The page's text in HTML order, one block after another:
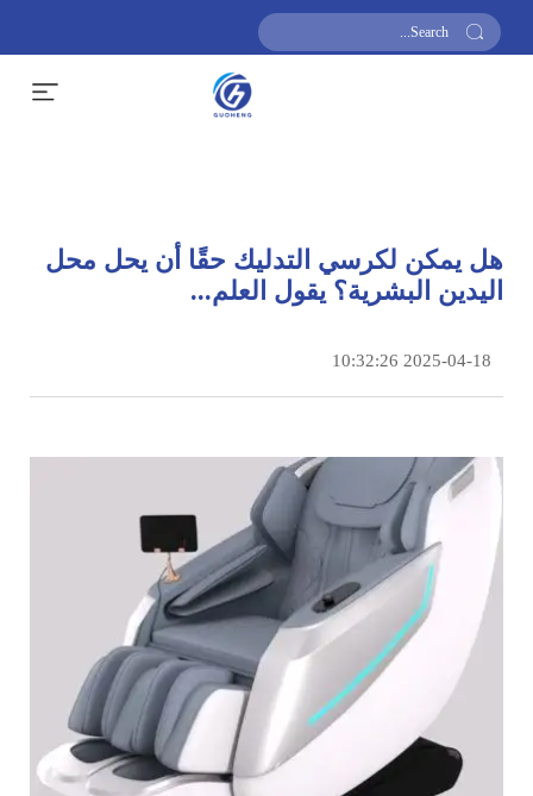
هل يمكن لكرسي التدليك حقًا أن يحل محل
اليدين البشرية؟ يقول العلم...
2025-04-18 10:32:26